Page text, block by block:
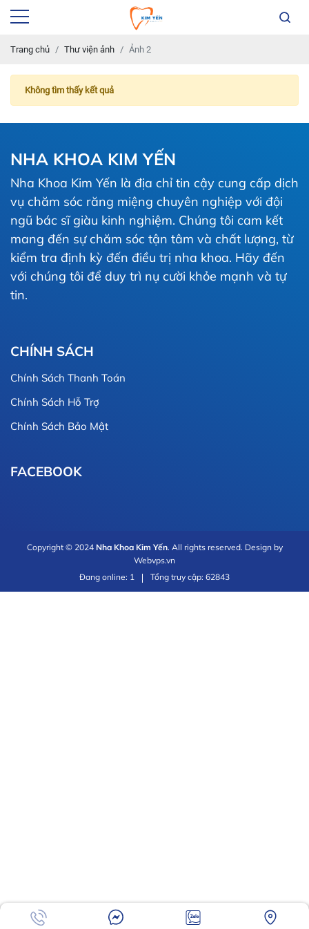
Trang chủ Thư viện ảnh Ảnh 2
Không tìm thấy kết quả
NHA KHOA KIM YẾN
Nha Khoa Kim Yến là địa chỉ tin cậy cung cấp dịch
vụ chăm sóc răng miệng chuyên nghiệp với đội
ngũ bác sĩ giàu kinh nghiệm. Chúng tôi cam kết
mang đến sự chăm sóc tận tâm và chất lượng, từ
kiểm tra định kỳ đến điều trị nha khoa. Hãy đến
với chúng tôi để duy trì nụ cười khỏe mạnh và tự
tin.
CHÍNH SÁCH
Chính Sách Thanh Toán
Chính Sách Hỗ Trợ
Chính Sách Bảo Mật
FACEBOOK
Copyright © 2024 Nha Khoa Kim Yến. All rights reserved. Design by
Webvps.vn
Đang online: 1
Tổng truy cập: 62843